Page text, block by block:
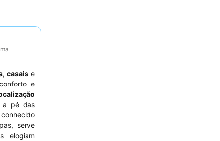
,casais e
e
a pé das
serve
elogiam